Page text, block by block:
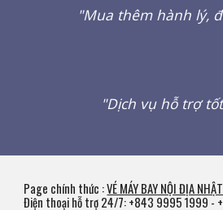
"Mua thêm hành lý,
"Dịch vụ hỗ trợ
Page chính thức :VÉ MÁY BAY NỘI ĐỊA
Điện thoại hỗ trợ 24/7: +843 9995 1999 -